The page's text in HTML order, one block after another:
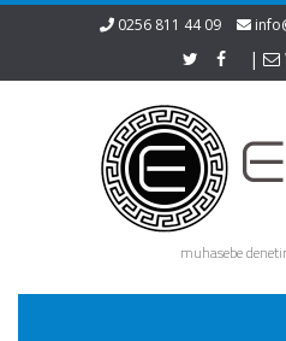
0256 811 44 09
|
muhasebe